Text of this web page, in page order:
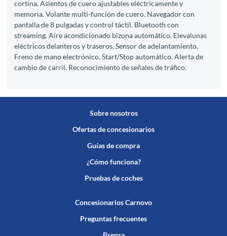
cortina. Asientos de cuero ajustables eléctricamente y
memoria. Volante multi-función de cuero. Navegador con
pantalla de 8 pulgadas y control táctil. Bluetooth con
streaming. Aire acondicionado bizona automático. Elevalunas
eléctricos delanteros y traseros. Sensor de adelantamiento.
Freno de mano electrónico. Start/Stop automático. Alerta de
cambio de carril. Reconocimiento de señales de tráfico.
Sobre nosotros
Ofertas de concesionarios
Guías de compra
¿Cómo funciona?
Pruebas de coches
Concesionarios Carnovo
Preguntas frecuentes